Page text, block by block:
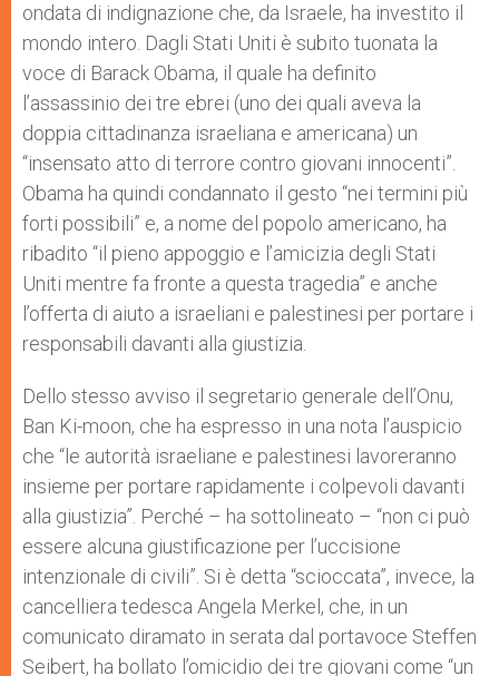
ondata di indignazione che, da Israele, ha investito il
mondo intero. Dagli Stati Uniti è subito tuonata la
voce di Barack Obama, il quale ha definito
l’assassinio dei tre ebrei (uno dei quali aveva la
doppia cittadinanza israeliana e americana) un
“insensato atto di terrore contro giovani innocenti”.
Obama ha quindi condannato il gesto “nei termini più
forti possibili” e, a nome del popolo americano, ha
ribadito “il pieno appoggio e l’amicizia degli Stati
Uniti mentre fa fronte a questa tragedia” e anche
l’offerta di aiuto a israeliani e palestinesi per portare i
responsabili davanti alla giustizia.
Dello stesso avviso il segretario generale dell’Onu,
Ban Ki-moon, che ha espresso in una nota l’auspicio
che “le autorità israeliane e palestinesi lavoreranno
insieme per portare rapidamente i colpevoli davanti
alla giustizia”. Perché – ha sottolineato – “non ci può
essere alcuna giustificazione per l’uccisione
intenzionale di civili”. Si è detta “scioccata”, invece, la
cancelliera tedesca Angela Merkel, che, in un
comunicato diramato in serata dal portavoce Steffen
Seibert, ha bollato l’omicidio dei tre giovani come “un